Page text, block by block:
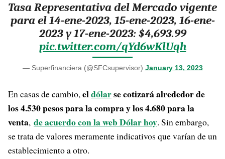
Tasa Representativa del Mercado vigente
para el 14-ene-2023, 15-ene-2023, 16-ene-
2023 y 17-ene-2023: $4,693.99
pic.twitter.com/qYd6wKlUqh
— Superfinanciera (@SFCsupervisor) January 13, 2023
En casas de cambio,eldólarse cotizará alrededor de
los 4.530 pesos para la compra y los 4.680 para la
venta, de acuerdo con la web Dólar hoy. Sin embargo,
se trata de valores meramente indicativos que varían de un
establecimiento a otro.